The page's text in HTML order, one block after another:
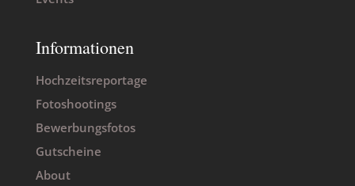
Informationen
Hochzeitsreportage
Fotoshootings
Bewerbungsfotos
Gutscheine
About